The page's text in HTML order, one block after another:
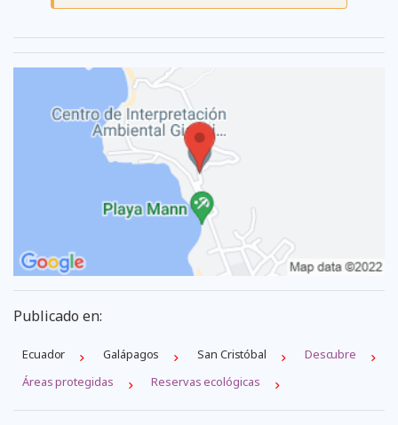
Publicado en:
Ecuador Galápagos San Cristóbal
Descubre
Áreas protegidas
Reservas ecológicas